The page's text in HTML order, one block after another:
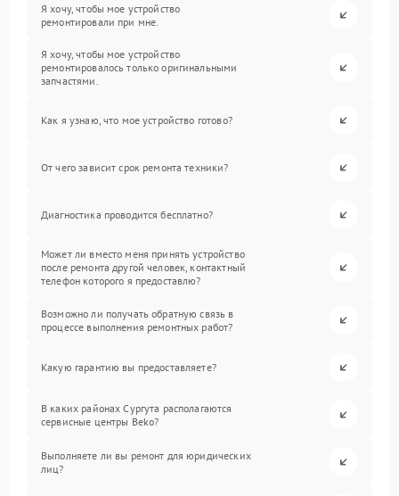
Я хочу, чтобы мое устройство
ремонтировали при мне.
Я хочу, чтобы мое устройство
ремонтировалось только оригинальными
запчастями.
Как я узнаю, что мое устройство готово?
От чего зависит срок ремонта техники?
Диагностика проводится бесплатно?
Может ли вместо меня принять устройство
после ремонта другой человек, контактный
телефон которого я предоставлю?
Возможно ли получать обратную связь в
процессе выполнения ремонтных работ?
Какую гарантию вы предоставляете?
В каких районах Сургута располагаются
сервисные центры Beko?
Выполняете ли вы ремонт для юридических
лиц?